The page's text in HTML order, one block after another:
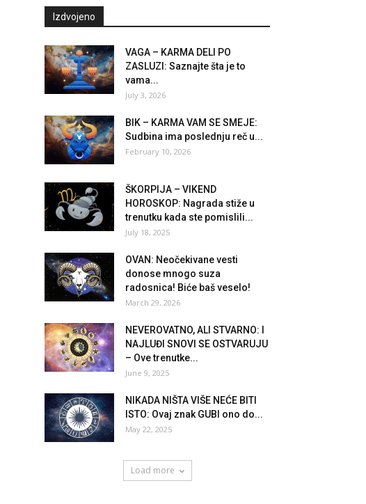
Izdvojeno
VAGA – KARMA DELI PO
ZASLUZI: Saznajte šta je to
vama...
July 3, 2026
BIK – KARMA VAM SE SMEJE:
Sudbina ima poslednju reč u...
February 10, 2026
ŠKORPIJA – VIKEND
HOROSKOP: Nagrada stiže u
trenutku kada ste pomislili...
July 18, 2025
OVAN: Neočekivane vesti
donose mnogo suza
radosnica! Biće baš veselo!
March 29, 2026
NEVEROVATNO, ALI STVARNO: I
NAJLUĐI SNOVI SE OSTVARUJU
– Ove trenutke...
June 9, 2025
NIKADA NIŠTA VIŠE NEĆE BITI
ISTO: Ovaj znak GUBI ono do...
May 22, 2025
Load more